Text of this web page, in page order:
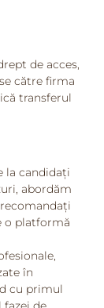
de acces,
către firma
transferul
la candidați
abordăm
o platformă
în
cu primul